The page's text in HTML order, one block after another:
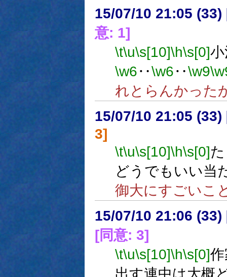
15/07/10 21:05 (33)
意: 1]
\t\u\s[10]\h\s[0]
\w6‥\w6‥\w9
れとらんかった
15/07/10 21:05 (33)
3]
\t\u\s[10]\h\s[0]
どうでもいい当
御大にすごいこ
15/07/10 21:06 (33)
[同意: 3]
\t\u\s[10]\h\s[0]
出す連中は大概